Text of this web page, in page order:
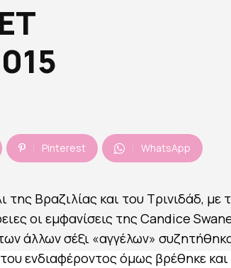
Pinterest WhatsApp
Βραζιλίας και του Τρινιδάδ, με
οι εμφανίσεις της Candice
άλλων σέξι «αγγέλων»
ενδιαφέροντος όμως βρέθηκε